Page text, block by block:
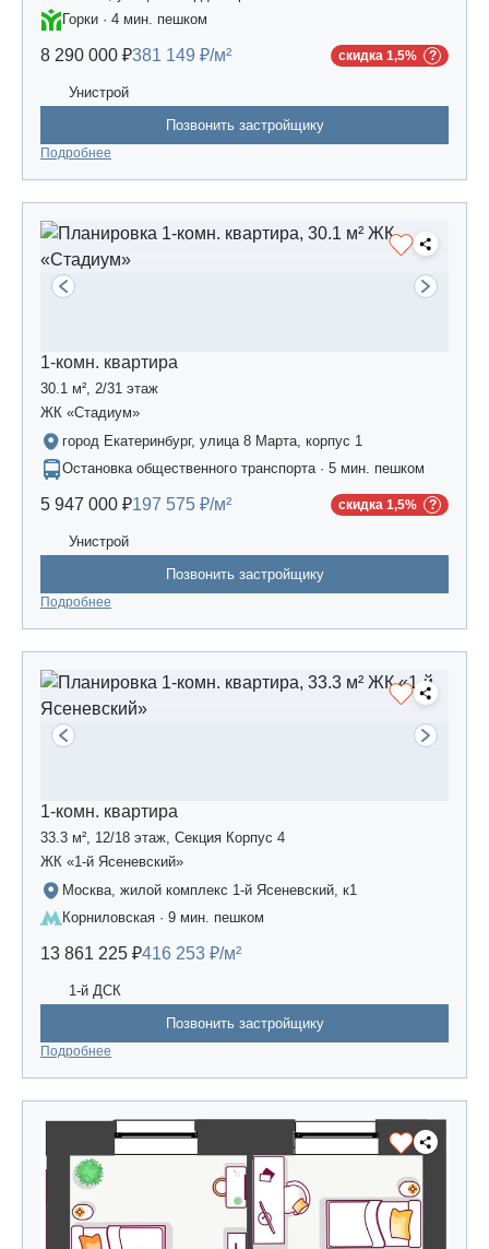
Горки · 4 мин. пешком
8 290 000 ₽381 149 ₽/м² скидка 1,5%
Унистрой
Позвонить застройщику
Подробнее
1-комн. квартира
30.1 м², 2/31 этаж
ЖК «Стадиум»
город Екатеринбург, улица 8 Марта, корпус 1
Остановка общественного транспорта · 5 мин. пешком
5 947 000 ₽197 575 ₽/м² скидка 1,5%
Унистрой
Позвонить застройщику
Подробнее
1-комн. квартира
33.3 м², 12/18 этаж, Секция Корпус 4
ЖК «1-й Ясеневский»
Москва, жилой комплекс 1-й Ясеневский, к1
Корниловская · 9 мин. пешком
13 861 225 ₽416 253 ₽/м²
1-й ДСК
Позвонить застройщику
Подробнее